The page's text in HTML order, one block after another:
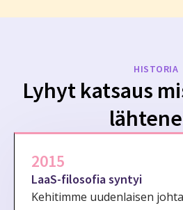
HISTORIA
Lyhyt katsaus
2015
LaaS-filosofia syntyi
Kehitimme uudenlaisen